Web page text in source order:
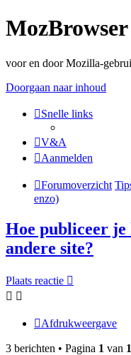
MozBrowser
voor en door Mozilla-
Doorgaan naar inhoud
Snelle links
V&A
Aanmelden
Forumoverzicht
enzo)
Hoe publiceer je
andere site?
Plaats reactie
Afdrukweergave
3 berichten • Pagina 1 van 1